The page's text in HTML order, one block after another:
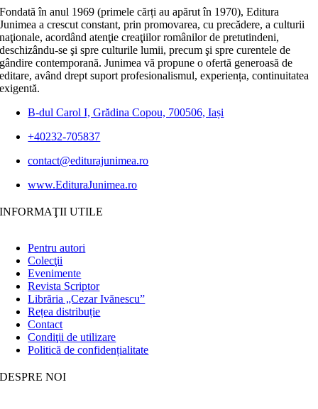
Fondată în anul 1969 (primele cărți au apărut în 1970), Editura
Junimea a crescut constant, prin promovarea, cu precădere, a culturii
naţionale, acordând atenţie creaţiilor românilor de pretutindeni,
deschizându-se şi spre culturile lumii, precum şi spre curentele de
gândire contemporană. Junimea vă propune o ofertă generoasă de
editare, având drept suport profesionalismul, experiența, continuitatea
exigentă.
B-dul Carol I, Grădina Copou, 700506, Iași
+40232-705837
contact@editurajunimea.ro
www.EdituraJunimea.ro
INFORMAŢII UTILE
Pentru autori
Colecţii
Evenimente
Revista Scriptor
Librăria „Cezar Ivănescu”
Rețea distribuție
Contact
Condiţii de utilizare
Politică de confidențialitate
DESPRE NOI